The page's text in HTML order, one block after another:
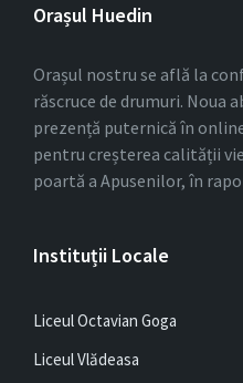
Orașul Huedin
Orașul nostru se află la
răscruce de drumuri. Noua
prezență puternică în
pentru creșterea calității
poartă a Apusenilor, în
Instituții Locale
Liceul Octavian Goga
Liceul Vlădeasa